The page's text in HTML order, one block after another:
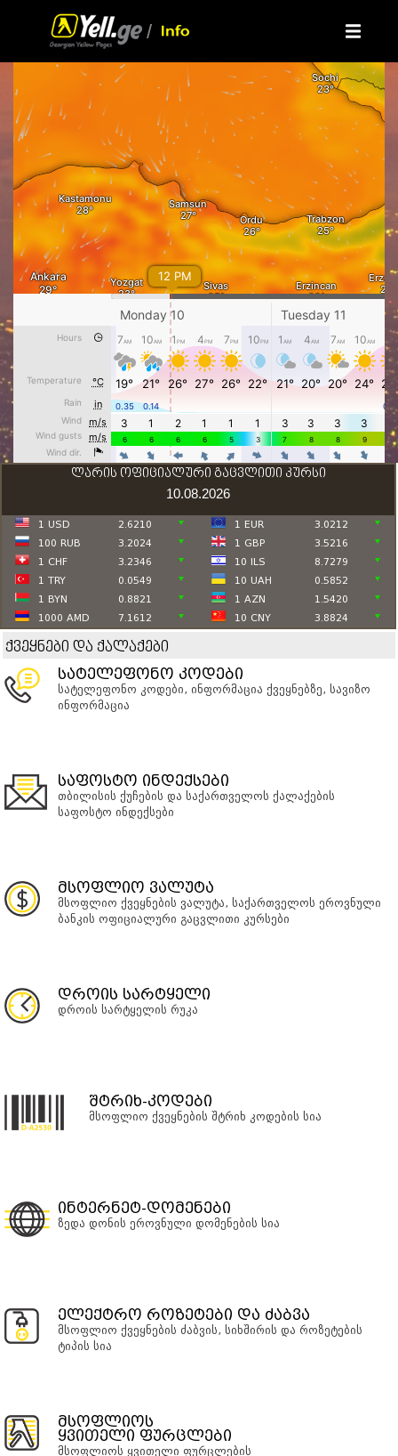
ლარის ოფიციალური გაცვლითი კურსი
10.08.2026
1 USD 2.6210 1 EUR
3.0212
100 RUB
3.2024 1 GBP
3.5216
1 CHF
3.2346 10 ILS
8.7279
1 TRY
0.0549 10 UAH
0.5852
1 BYN
0.8821 1 AZN
1.5420
1000 AMD
7.1612 10 CNY 3.8824
ქვეყნები და ქალაქები
სატელეფონო კოდები
სატელეფონო კოდები, ინფორმაცია ქვეყნებზე, სავიზო
ინფორმაცია
საფოსტო ინდექსები
თბილისის ქუჩების და საქართველოს ქალაქების
საფოსტო ინდექსები
მსოფლიო ვალუტა
მსოფლიო ქვეყნების ვალუტა, საქართველოს ეროვნული
ბანკის ოფიციალური გაცვლითი კურსები
დროის სარტყელი
დროის სარტყელის რუკა
შტრიხ-კოდები
მსოფლიო ქვეყნების შტრიხ კოდების სია
ინტერნეტ-დომენები
ზედა დონის ეროვნული დომენების სია
ელექტრო როზეტები და ძაბვა
მსოფლიო ქვეყნების ძაბვის, სიხშირის და როზეტების
ტიპის სია
მსოფლიოს
ყვითელი ფურცლები
მსოფლიოს ყვითელი ფურცლების